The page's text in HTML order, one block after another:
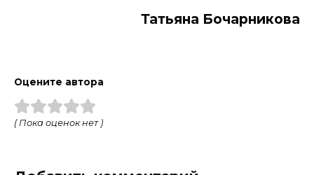
Тать­яна Бо­чар­ни­кова
Оцените автора
( Пока оценок нет )